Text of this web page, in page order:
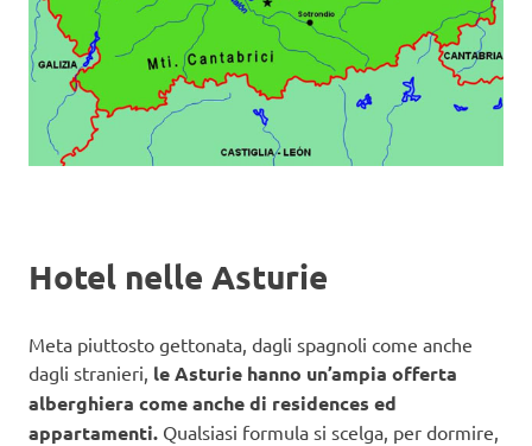
Hotel nelle Asturie
Meta piuttosto gettonata, dagli spagnoli come anche
dagli stranieri, le Asturie hanno un’ampia offerta
alberghiera come anche di residences ed
appartamenti. Qualsiasi formula si scelga, per dormire,